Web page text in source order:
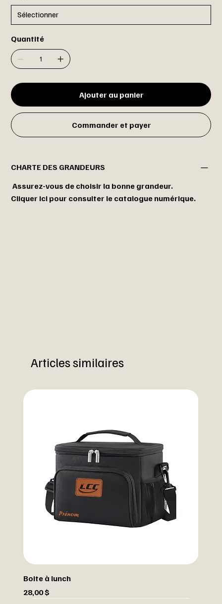
Quantité
Ajouter au panier
Commander et payer
CHARTE DES GRANDEURS
Assurez-vous de choisir la bonne grandeur.
Cliquer ici pour consulter le catalogue numérique.
Articles similaires
Boite à lunch
Prix
28,00 $